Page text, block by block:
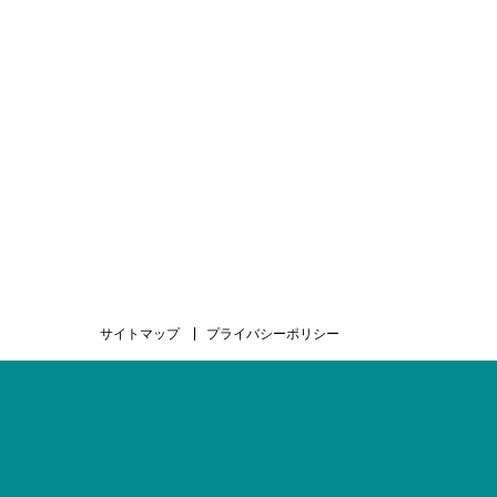
サイトマップ プライバシーポリシー